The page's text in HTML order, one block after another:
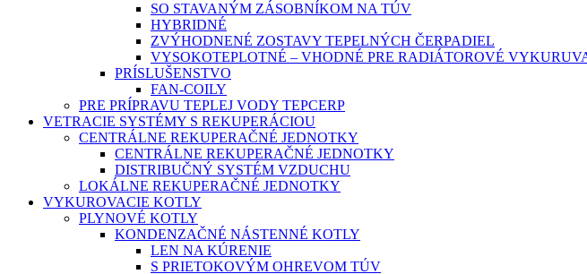
SO STAVANÝM ZÁSOBNÍKOM NA TÚV
HYBRIDNÉ
ZVÝHODNENÉ ZOSTAVY TEPELNÝCH ČERPADIEL
VYSOKOTEPLOTNÉ – VHODNÉ PRE RADIÁTOROVÉ
PRÍSLUŠENSTVO
FAN-COILY
PRE PRÍPRAVU TEPLEJ VODY TEPCERP
VETRACIE SYSTÉMY S REKUPERÁCIOU
CENTRÁLNE REKUPERAČNÉ JEDNOTKY
CENTRÁLNE REKUPERAČNÉ JEDNOTKY
DISTRIBUČNÝ SYSTÉM VZDUCHU
LOKÁLNE REKUPERAČNÉ JEDNOTKY
VYKUROVACIE KOTLY
PLYNOVÉ KOTLY
KONDENZAČNÉ NÁSTENNÉ KOTLY
LEN NA KÚRENIE
S PRIETOKOVÝM OHREVOM TÚV